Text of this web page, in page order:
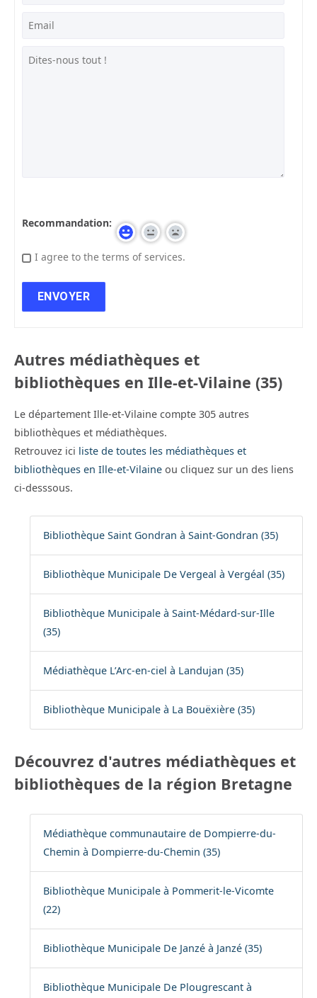
Recommandation:
I agree to the terms of services.
Autres médiathèques et
bibliothèques en Ille-et-Vilaine (35)
Le département Ille-et-Vilaine compte 305 autres
bibliothèques et médiathèques.
Retrouvez ici liste de toutes les médiathèques et
bibliothèques en Ille-et-Vilaine ou cliquez sur un des liens
ci-desssous.
Bibliothèque Saint Gondran à Saint-Gondran (35)
Bibliothèque Municipale De Vergeal à Vergéal (35)
Bibliothèque Municipale à Saint-Médard-sur-Ille
(35)
Médiathèque L’Arc-en-ciel à Landujan (35)
Bibliothèque Municipale à La Bouëxière (35)
Découvrez d'autres médiathèques et
bibliothèques de la région Bretagne
Médiathèque communautaire de Dompierre-du-
Chemin à Dompierre-du-Chemin (35)
Bibliothèque Municipale à Pommerit-le-Vicomte
(22)
Bibliothèque Municipale De Janzé à Janzé (35)
Bibliothèque Municipale De Plougrescant à